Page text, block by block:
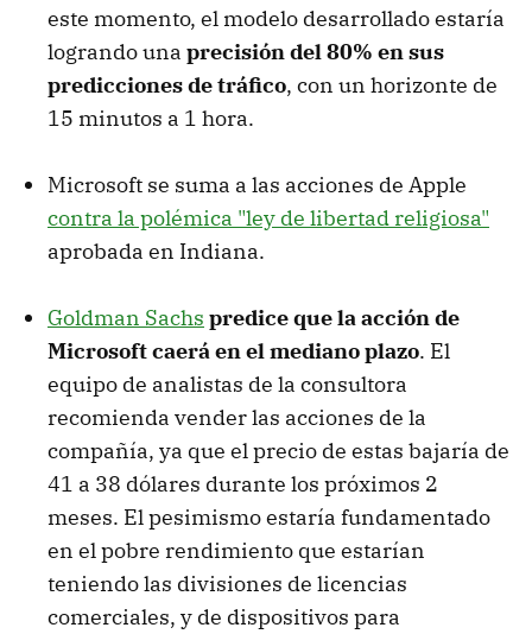
este momento, el modelo desarrollado estaría
logrando una precisión del 80% en sus
predicciones de tráfico, con un horizonte de
15 minutos a 1 hora.
Microsoft se suma a las acciones de Apple
contra la polémica "ley de libertad religiosa"
aprobada en Indiana.
Goldman Sachs predice que la acción de
Microsoft caerá en el mediano plazo. El
equipo de analistas de la consultora
recomienda vender las acciones de la
compañía, ya que el precio de estas bajaría de
41 a 38 dólares durante los próximos 2
meses. El pesimismo estaría fundamentado
en el pobre rendimiento que estarían
teniendo las divisiones de licencias
comerciales, y de dispositivos para